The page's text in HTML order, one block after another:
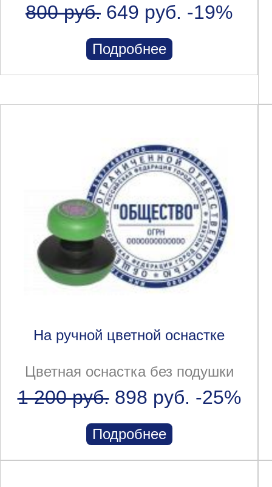
800 руб. 649 руб. -19%
Подробнее
На ручной цветной оснастке
Цветная оснастка без подушки
1 200 руб.898 руб. -25%
Подробнее